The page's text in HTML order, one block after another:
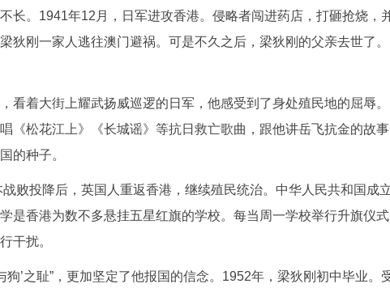
。1941年12月，日军进攻香港。侵略者闯进药店，打砸抢烧，
狄刚一家人逃往澳门避祸。可是不久之后，梁狄刚的父亲去世了
着大街上耀武扬威巡逻的日军，他感受到了身处殖民地的屈辱。
《松花江上》《长城谣》等抗日救亡歌曲，跟他讲岳飞抗金的故
的种子。
投降后，英国人重返香港，继续殖民统治。中华人民共和国成
是香港为数不多悬挂五星红旗的学校。每当周一学校举行升旗仪
干扰。
’之耻”，更加坚定了他报国的信念。1952年，梁狄刚初中毕业。